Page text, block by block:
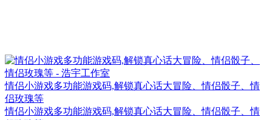
情侣小游戏多功能游戏码,解锁真心话大冒险、情侣骰子、情
侣玫瑰等
情侣小游戏多功能游戏码,解锁真心话大冒险、情侣骰子、情